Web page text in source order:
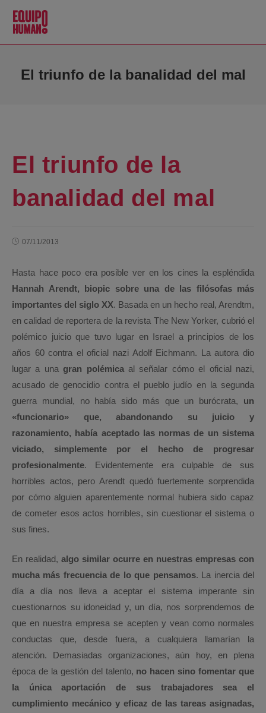
El triunfo de la banalidad del mal
El triunfo de la
banalidad del mal
07/11/2013
Hasta hace poco era posible ver en los cines la espléndida
Hannah Arendt, biopic sobre una de las filósofas más
importantes del siglo XX. Basada en un hecho real, Arendtm,
en calidad de reportera de la revista The New Yorker, cubrió el
polémico juicio que tuvo lugar en Israel a principios de los
años 60 contra el oficial nazi Adolf Eichmann. La autora dio
lugar a unagran polémicaal señalar cómo el oficial nazi,
acusado de genocidio contra el pueblo judío en la segunda
guerra mundial, no había sido más que un burócrata, un
«funcionario» que, abandonando su juicio y
razonamiento, había aceptado las normas de un sistema
viciado, simplemente por el hecho de progresar
profesionalmente. Evidentemente era culpable de sus
horribles actos, pero Arendt quedó fuertemente sorprendida
por cómo alguien aparentemente normal hubiera sido capaz
de cometer esos actos horribles, sin cuestionar el sistema o
sus fines.
En realidad, algo similar ocurre en nuestras empresas con
mucha más frecuencia de lo que pensamos. La inercia del
día a día nos lleva a aceptar el sistema imperante sin
cuestionarnos su idoneidad y, un día, nos sorprendemos de
que en nuestra empresa se acepten y vean como normales
conductas que, desde fuera, a cualquiera llamarían la
atención. Demasiadas organizaciones, aún hoy, en plena
época de la gestión del talento, no hacen sino fomentar que
la única aportación de sus trabajadores sea el
cumplimiento mecánico y eficaz de las tareas asignadas,